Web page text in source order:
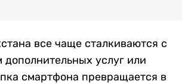
все чаще сталкиваются с
дополнительных услуг или
смартфона превращается в